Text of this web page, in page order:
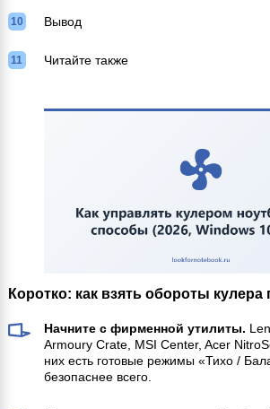
Вывод
Читайте также
Коротко: как взять обороты кулера
Начните с фирменной утилиты.
Armoury Crate, MSI Center, Acer
них есть готовые режимы «Тихо /
безопаснее всего.